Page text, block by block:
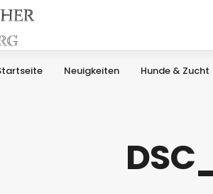
Neuigkeiten Hunde & Zucht